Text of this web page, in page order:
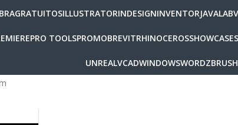
GRATUITOSILLUSTRATORINDESIGNINVENTORJAVA
PRO TOOLSPROMOBREVITRHINOCEROSSHOWCASE
UNREALVCADWINDOWSWORDZBRUSH